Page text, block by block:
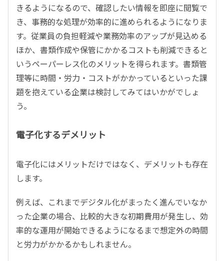
きるようになるので、確認したい情報を即座に閲覧で
き、事務的な処理が効率的に進められるようになりま
す。従業員の負担軽減や業務効率のアップが見込める
ほか、書類作成や保管にかかるコストも削減できると
いうペーパーレス化のメリットを得られます。書類管
理等に時間・労力・コストがかかっているといった課
題を抱えている企業は検討してみてはいかがでしょ
う。
電子化するデメリット
電子化にはメリットだけではなく、デメリットも存在
します。
例えば、これまでデジタル化がまったく進んでいなか
った企業の場合、比較的大きな初期費用が発生し、効
率的な運用が開始できるようになるまで想定外の時間
と労力がかかるかもしれません。